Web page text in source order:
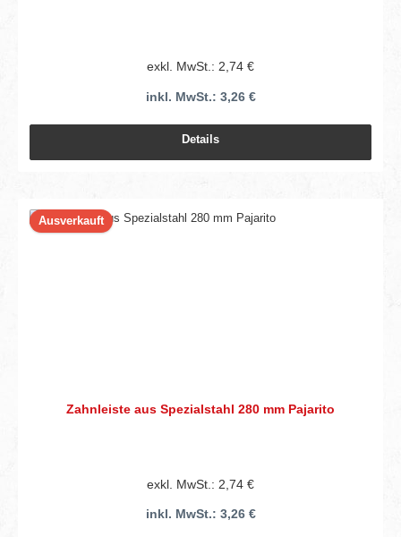
exkl. MwSt.: 2,74 €
inkl. MwSt.: 3,26 €
Details
Ausverkauft
Zahnleiste aus Spezialstahl 280 mm Pajarito
exkl. MwSt.: 2,74 €
inkl. MwSt.: 3,26 €